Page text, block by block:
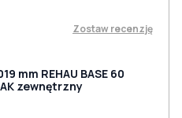
Zostaw recenzję
mm REHAU BASE 60
zewnętrzny